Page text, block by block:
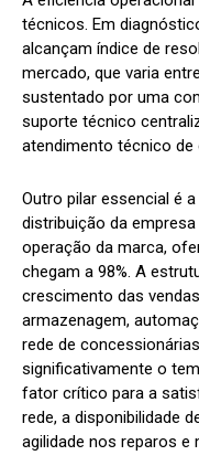
técnicos. Em
alcançam índice de
mercado, que varia
sustentado por uma
suporte técnico
atendimento técnico de
Outro pilar essencial é
distribuição da
operação da marca,
chegam a 98%. A
crescimento das
armazenagem,
rede de
significativamente o
fator crítico para a
rede, a disponibilidade
agilidade nos reparos e